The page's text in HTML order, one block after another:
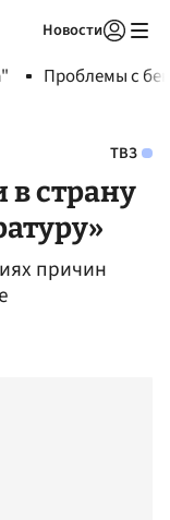
Новости
Проблемы с
ТВЗ
страну
причин